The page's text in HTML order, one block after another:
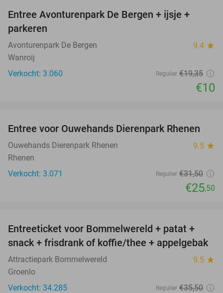
Entree Avonturenpark De Bergen + ijsje +
parkeren
Avonturenpark De Bergen 9.4 star
Wanroij
Verkocht: 3.060
Regulier €19,35
€10
19%
Entree voor Ouwehands Dierenpark Rhenen
Ouwehands Dierenpark Rhenen 9.5 star
Rhenen
Verkocht: 3.071
Regulier €31,50
€25,50
23%
Entreeticket voor Bommelwereld + patat +
snack + frisdrank of koffie/thee + appelgebak
Attractiepark Bommelwereld 9.5 star
Groenlo
Verkocht: 34.285
Regulier €35,50